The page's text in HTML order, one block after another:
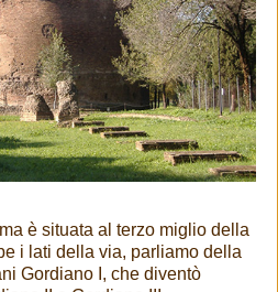
è situata al terzo miglio della
i lati della via, parliamo della
Gordiano I, che diventò